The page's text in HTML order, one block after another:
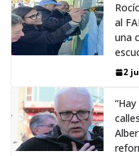
al
una
2